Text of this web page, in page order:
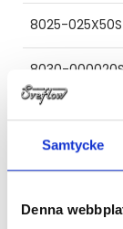
Samtycke
Denna
8025-025X50S
8030-000020S
8035-025X35S
8035-025X50S